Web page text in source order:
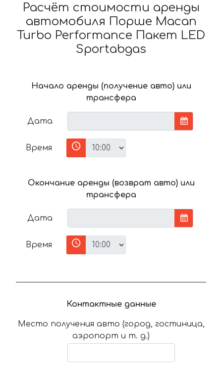
Расчёт стоимости аренды
автомобиля Порше Macan
Turbo Performance Пакет LED
Sportabgas
Начало аренды (получение авто) или
трансфера
Дата
Время
Окончание аренды (возврат авто) или
трансфера
Дата
Время
Контактные данные
Место получения авто (город, гостиница,
аэропорт и т. д.)